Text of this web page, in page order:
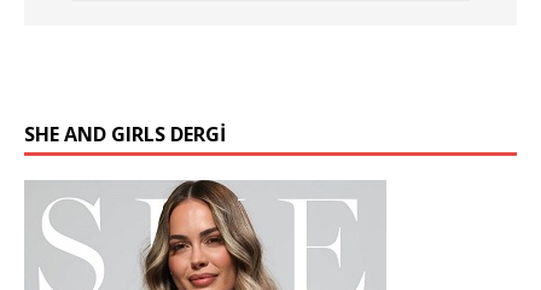
SHE AND GIRLS DERGİ